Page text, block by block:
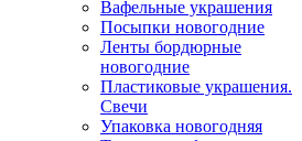
Вафельные украшения
Посыпки новогодние
Ленты бордюрные
новогодние
Пластиковые украшения.
Свечи
Упаковка новогодняя